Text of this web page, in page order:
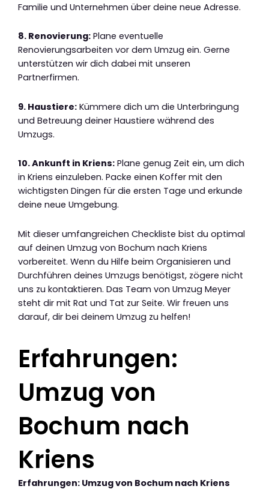
Familie und Unternehmen über deine neue Adresse.
8. Renovierung: Plane eventuelle
Renovierungsarbeiten vor dem Umzug ein. Gerne
unterstützen wir dich dabei mit unseren
Partnerfirmen.
9. Haustiere: Kümmere dich um die Unterbringung
und Betreuung deiner Haustiere während des
Umzugs.
10. Ankunft in Kriens: Plane genug Zeit ein, um dich
in Kriens einzuleben. Packe einen Koffer mit den
wichtigsten Dingen für die ersten Tage und erkunde
deine neue Umgebung.
Mit dieser umfangreichen Checkliste bist du optimal
auf deinen Umzug von Bochum nach Kriens
vorbereitet. Wenn du Hilfe beim Organisieren und
Durchführen deines Umzugs benötigst, zögere nicht
uns zu kontaktieren. Das Team von Umzug Meyer
steht dir mit Rat und Tat zur Seite. Wir freuen uns
darauf, dir bei deinem Umzug zu helfen!
Erfahrungen:
Umzug von
Bochum nach
Kriens
Erfahrungen: Umzug von Bochum nach Kriens